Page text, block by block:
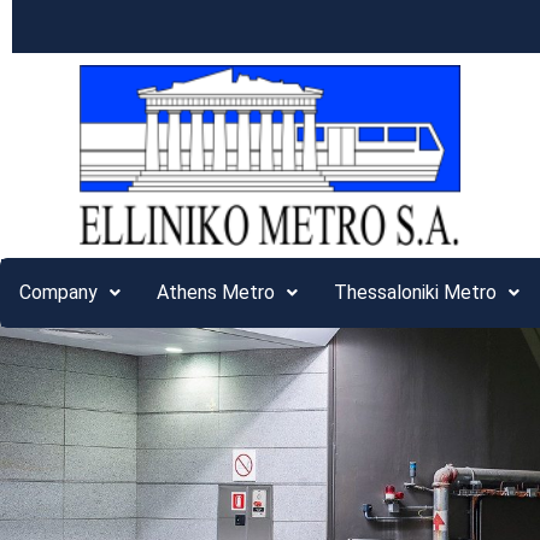
Company Athens Metro Thessaloniki Metro